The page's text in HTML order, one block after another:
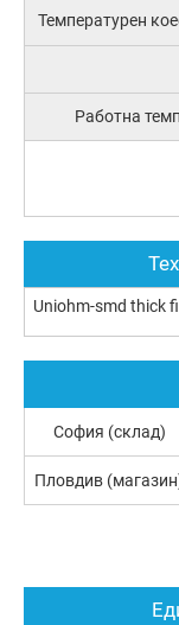
Температурен
Работна
Uniohm-smd thick
София (склад)
Пловдив